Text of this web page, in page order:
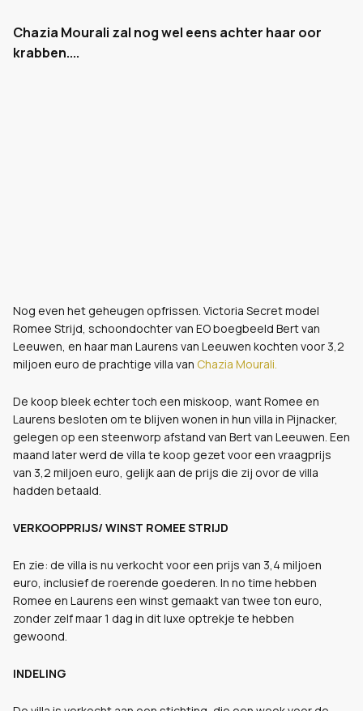
Chazia Mourali zal nog wel eens achter haar oor
krabben....
Nog even het geheugen opfrissen. Victoria Secret model
Romee Strijd, schoondochter van EO boegbeeld Bert van
Leeuwen, en haar man Laurens van Leeuwen kochten voor 3,2
miljoen euro de prachtige villa van Chazia Mourali.
De koop bleek echter toch een miskoop, want Romee en
Laurens besloten om te blijven wonen in hun villa in Pijnacker,
gelegen op een steenworp afstand van Bert van Leeuwen. Een
maand later werd de villa te koop gezet voor een vraagprijs
van 3,2 miljoen euro, gelijk aan de prijs die zij ovor de villa
hadden betaald.
VERKOOPPRIJS/ WINST ROMEE STRIJD
En zie: de villa is nu verkocht voor een prijs van 3,4 miljoen
euro, inclusief de roerende goederen. In no time hebben
Romee en Laurens een winst gemaakt van twee ton euro,
zonder zelf maar 1 dag in dit luxe optrekje te hebben
gewoond.
INDELING